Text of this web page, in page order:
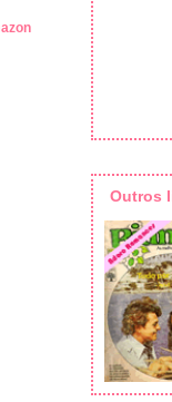
Outros